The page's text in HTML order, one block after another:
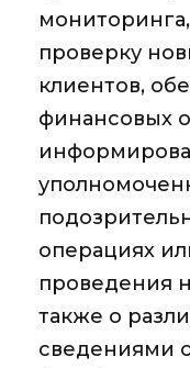
проверку
клиентов,
финансовых
операциях
проведения
также о
сведениями